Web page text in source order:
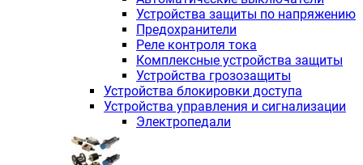
Устройства защиты по напряжению
Предохранители
Реле контроля тока
Комплексные устройства защиты
Устройства грозозащиты
Устройства блокировки доступа
Устройства управления и сигнализации
Электропедали